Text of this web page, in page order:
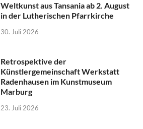
Weltkunst aus Tansania ab 2. August
in der Lutherischen Pfarrkirche
30. Juli 2026
Retrospektive der
Künstlergemeinschaft Werkstatt
Radenhausen im Kunstmuseum
Marburg
23. Juli 2026